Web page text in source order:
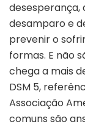
desesperança,
desamparo e
prevenir o
formas. E não
chega a mais
DSM 5,
Associação
comuns são